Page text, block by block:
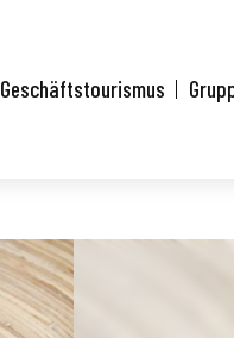
Geschäftstourismus